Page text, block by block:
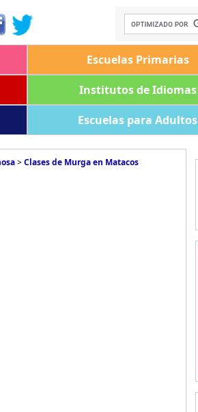
Escuelas Primarias
Institutos de Idiomas
Escuelas para Adultos
>Clases de Murga en Matacos